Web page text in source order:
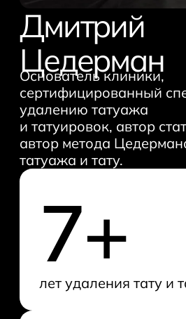
Дмитрий
Цедерман
Основатель клиники,
сертифицированный
удалению татуажа
и татуировок, автор
автор метода
татуажа и тату.
7+
лет удаления тату и
Брови
Удаление зеленых
Удаление коричневых
Удаление синих бровей
Удаление красных
Удаление черных
Лазерная
рубцов
Лазерная
растяжек